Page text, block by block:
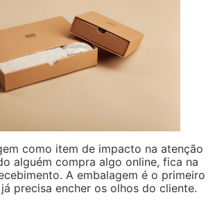
como item de impacto na atenção
alguém compra algo online, fica na
A embalagem é o primeiro
precisa encher os olhos do cliente.